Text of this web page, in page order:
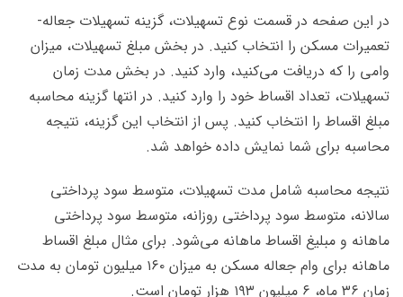
در این صفحه در قسمت نوع تسهیلات، گزینه تسهیلات جعاله-
تعمیرات مسکن را انتخاب کنید. در بخش مبلغ تسهیلات، میزان
وامی را که دریافت می‌کنید، وارد کنید. در بخش مدت زمان
تسهیلات، تعداد اقساط خود را وارد کنید. در انتها گزینه محاسبه
مبلغ اقساط را انتخاب کنید. پس از انتخاب این گزینه، نتیجه
محاسبه برای شما نمایش داده خواهد شد.
نتیجه محاسبه شامل مدت تسهیلات، متوسط سود پرداختی
سالانه، متوسط سود پرداختی روزانه، متوسط سود پرداختی
ماهانه و مبلیغ اقساط ماهانه می‌شود. برای مثال مبلغ اقساط
ماهانه برای وام جعاله مسکن به میزان ۱۶۰ میلیون تومان به مدت
زمان ۳۶ ماه، ۶ میلیون ۱۹۳ هزار تومان است.